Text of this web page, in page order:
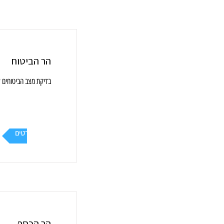
הר הביטוח
בדיקת מצב
עוד פרטים